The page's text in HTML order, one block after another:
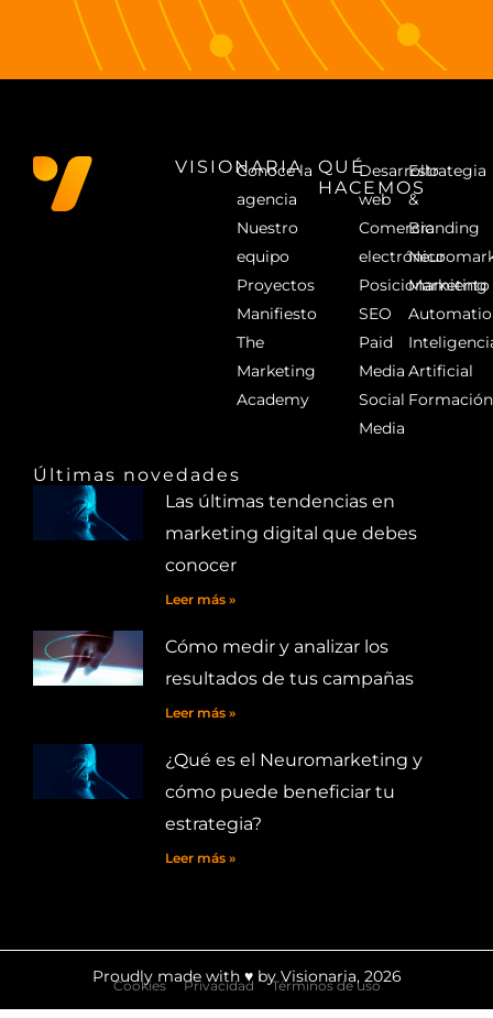
VISIONARIA
Conoce la
agencia
Nuestro
equipo
Proyectos
Manifiesto
The
Marketing
Academy
QUÉ
HACEMOS
Desarrollo
web
Comercio
electrónico
Posicionamiento
SEO
Paid
Media
Social
Media
Estrategia
&
Branding
Marketing
Artificial
Formación
Últimas novedades
Las últimas tendencias en
marketing digital que debes
conocer
Leer más »
Cómo medir y analizar los
resultados de tus campañas
Leer más »
¿Qué es el Neuromarketing y
cómo puede beneficiar tu
estrategia?
Leer más »
Proudly made with ♥ by Visionaria, 2026
Cookies Privacidad Términos de uso